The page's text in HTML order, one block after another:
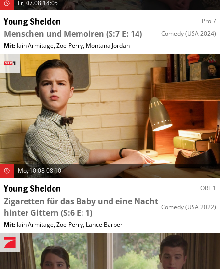
Fr, 07.08 14:05
Young Sheldon Pro 7
Menschen und Memoiren (S:7 E: 14) Comedy(USA 2024)
Mit: Iain Armitage,Zoe Perry, Montana Jordan
Mo, 10.08 08:10
Young Sheldon ORF 1
Zigaretten für das Baby und eine Nacht
hinter Gittern (S:6 E: 1)
Comedy(USA 2022)
Mit: Iain Armitage,Zoe Perry, Lance Barber